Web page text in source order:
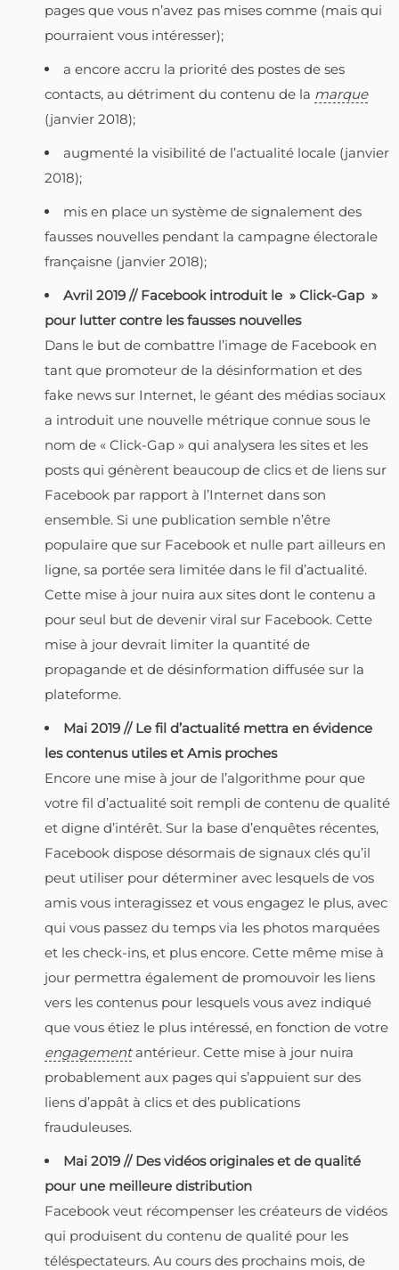
pages que vous n’avez pas mises comme (mais qui
pourraient vous intéresser);
a encore accru la priorité des postes de ses
contacts, au détriment du contenu de la marque
(janvier 2018);
augmenté la visibilité de l’actualité locale (janvier
2018);
mis en place un système de signalement des
fausses nouvelles pendant la campagne électorale
françaisne (janvier 2018);
Avril 2019 // Facebook introduit le » Click-Gap »
pour lutter contre les fausses nouvelles
Dans le but de combattre l’image de Facebook en
tant que promoteur de la désinformation et des
fake news sur Internet, le géant des médias sociaux
a introduit une nouvelle métrique connue sous le
nom de « Click-Gap » qui analysera les sites et les
posts qui génèrent beaucoup de clics et de liens sur
Facebook par rapport à l’Internet dans son
ensemble. Si une publication semble n’être
populaire que sur Facebook et nulle part ailleurs en
ligne, sa portée sera limitée dans le fil d’actualité.
Cette mise à jour nuira aux sites dont le contenu a
pour seul but de devenir viral sur Facebook. Cette
mise à jour devrait limiter la quantité de
propagande et de désinformation diffusée sur la
plateforme.
Mai 2019 // Le fil d’actualité mettra en évidence
les contenus utiles et Amis proches
Encore une mise à jour de l’algorithme pour que
votre fil d’actualité soit rempli de contenu de qualité
et digne d’intérêt. Sur la base d’enquêtes récentes,
Facebook dispose désormais de signaux clés qu’il
peut utiliser pour déterminer avec lesquels de vos
amis vous interagissez et vous engagez le plus, avec
qui vous passez du temps via les photos marquées
et les check-ins, et plus encore. Cette même mise à
jour permettra également de promouvoir les liens
vers les contenus pour lesquels vous avez indiqué
que vous étiez le plus intéressé, en fonction de votre
engagementantérieur. Cette mise à jour nuira
probablement aux pages qui s’appuient sur des
liens d’appât à clics et des publications
frauduleuses.
Mai 2019 // Des vidéos originales et de qualité
pour une meilleure distribution
Facebook veut récompenser les créateurs de vidéos
qui produisent du contenu de qualité pour les
téléspectateurs. Au cours des prochains mois, de